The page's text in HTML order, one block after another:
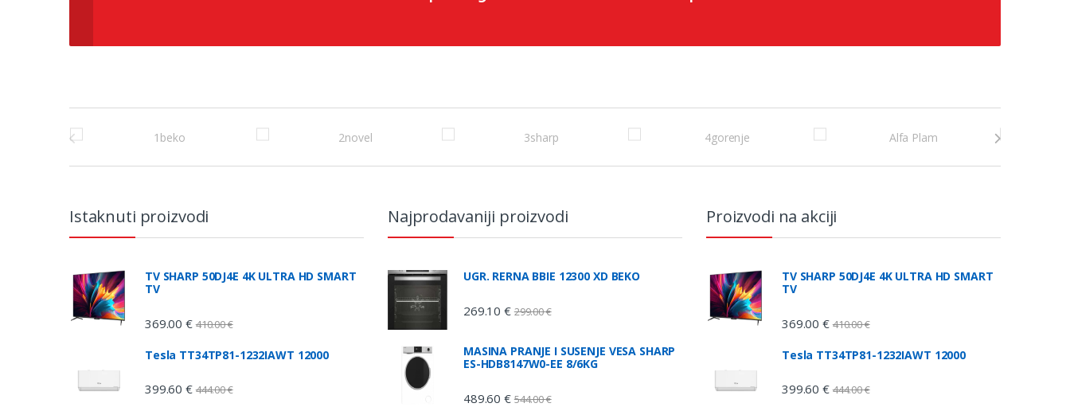
Brands Carousel
Istaknuti proizvodi
TV SHARP 50DJ4E 4K ULTRA HD SMART
TV
369.00€ 410.00€
Tesla TT34TP81-1232IAWT 12000
399.60€ 444.00€
Najprodavaniji proizvodi
UGR. RERNA BBIE 12300 XD BEKO
269.10€ 299.00€
MASINA PRANJE I SUSENJE VESA SHARP
ES-HDB8147W0-EE 8/6KG
489.60€ 544.00€
Proizvodi na akciji
TV SHARP 50DJ4E 4K ULTRA HD SMART
TV
369.00€ 410.00€
Tesla TT34TP81-1232IAWT 12000
399.60€ 444.00€